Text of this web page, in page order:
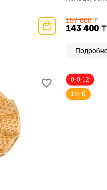
157 800 ₸
143 400₸
0-0-12
1% Б